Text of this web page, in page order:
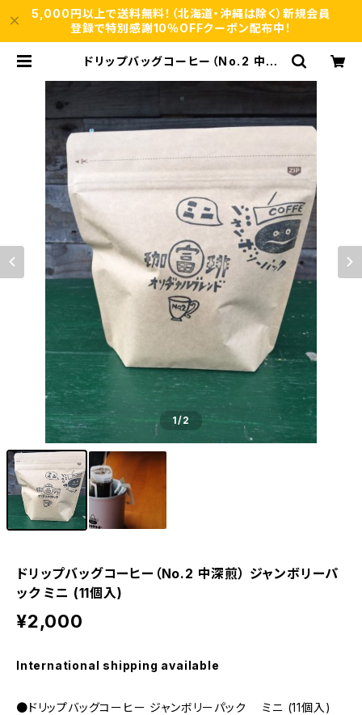
5,000円以上で送料無料！（北海道・沖縄は除く）新規会員
登録で特別感謝10％OFFクーポン配布中！
ドリップバッグコーヒー（No.2 中深
琲】ネットショップ
1/2
ドリップバッグコーヒー（No.2 中深煎） ジャンボリーパ
ック ミニ (11個入)
¥2,000
International shipping available
●ドリップバッグコーヒー ジャンボリーパック ミニ (11個入)